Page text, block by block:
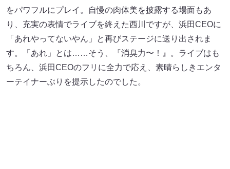
をパワフルにプレイ。自慢の肉体美を披露する場面もあ
り、充実の表情でライブを終えた西川ですが、浜田CEOに
「あれやってないやん」と再びステージに送り出されま
す。「あれ」とは……そう、『消臭力〜！』。ライブはも
ちろん、浜田CEOのフリに全力で応え、素晴らしきエンタ
ーテイナーぶりを提示したのでした。